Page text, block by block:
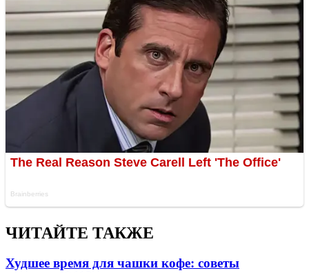
ЧИТАЙТЕ ТАКЖЕ
Худшее время для чашки кофе: советы